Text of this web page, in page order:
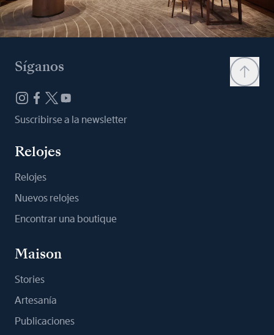
Síganos
Suscribirse a la newsletter
Relojes
Relojes
Nuevos relojes
Encontrar una boutique
Maison
Stories
Artesanía
Publicaciones